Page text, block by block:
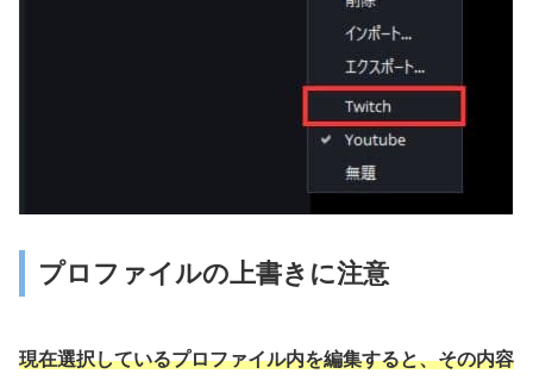
プロファイルの上書きに注意
現在選択しているプロファイル内を編集すると、その内容